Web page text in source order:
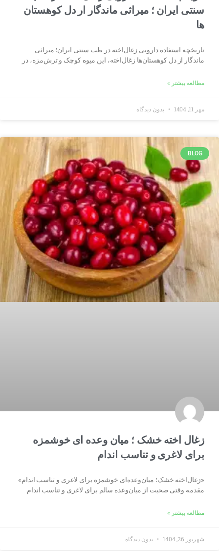
سنتی ایران ؛ میراثی ماندگار ار دل کوهستان
ها
تاریخچه استفاده دارویی زغال‌اخته در طب سنتی ایران؛ میراثی
ماندگار از دل کوهستان‌ها زغال‌اخته، این میوه کوچک و ترش‌مزه، در
مطالعه بیشتر »
مهر 11, 1404 بدون دیدگاه
BLOG
زغال اخته خشک ؛ میان وعده ای خوشمزه
برای لاغری و تناسب اندام
«زغال‌اخته خشک؛ میان‌وعده‌ای خوشمزه برای لاغری و تناسب اندام»
مقدمه وقتی صحبت از میان‌وعده سالم برای لاغری و تناسب اندام
مطالعه بیشتر »
شهریور 26, 1404 بدون دیدگاه